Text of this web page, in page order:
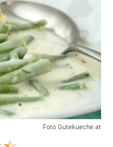
Foto Gutekueche.at